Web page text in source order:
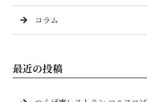
コラム
最近の投稿